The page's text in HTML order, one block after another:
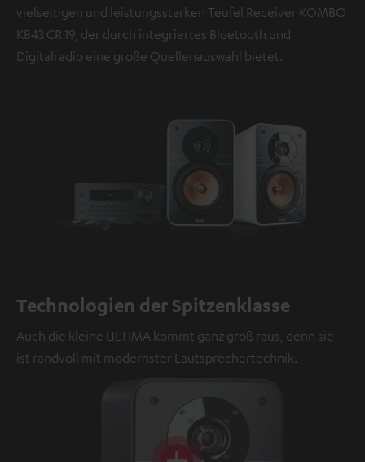
vielseitigen und leistungsstarken Teufel Receiver KOMBO
KB43 CR 19, der durch integriertes Bluetooth und
Digitalradio eine große Quellenauswahl bietet.
Technologien der Spitzenklasse
Auch die kleine ULTIMA kommt ganz groß raus, denn sie
ist randvoll mit modernster Lautsprechertechnik.